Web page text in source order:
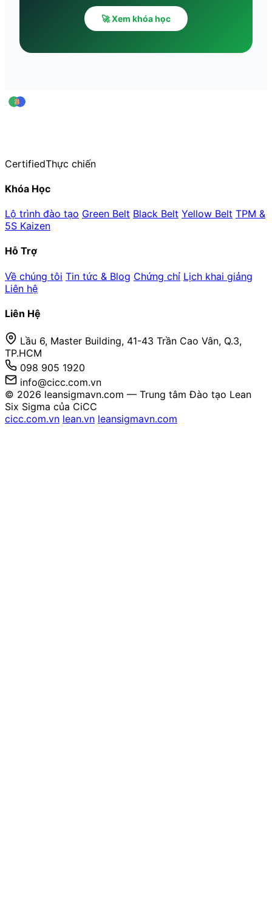
🚀 Xem khóa học
CertifiedThực chiến
Khóa Học
Lộ trình đào tạo Green Belt Black Belt Yellow Belt TPM &
5S Kaizen
Hỗ Trợ
Về chúng tôi Tin tức & Blog Chứng chỉ Lịch khai giảng
Liên hệ
Liên Hệ
Lầu 6, Master Building, 41-43 Trần Cao Vân, Q.3,
TP.HCM
098 905 1920
info@cicc.com.vn
© 2026 leansigmavn.com — Trung tâm Đào tạo Lean
Six Sigma của CiCC
cicc.com.vn lean.vn leansigmavn.com